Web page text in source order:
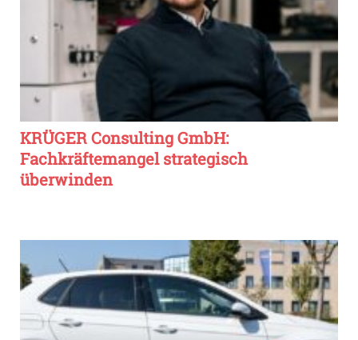
KRÜGER Consulting GmbH:
Fachkräftemangel strategisch
überwinden